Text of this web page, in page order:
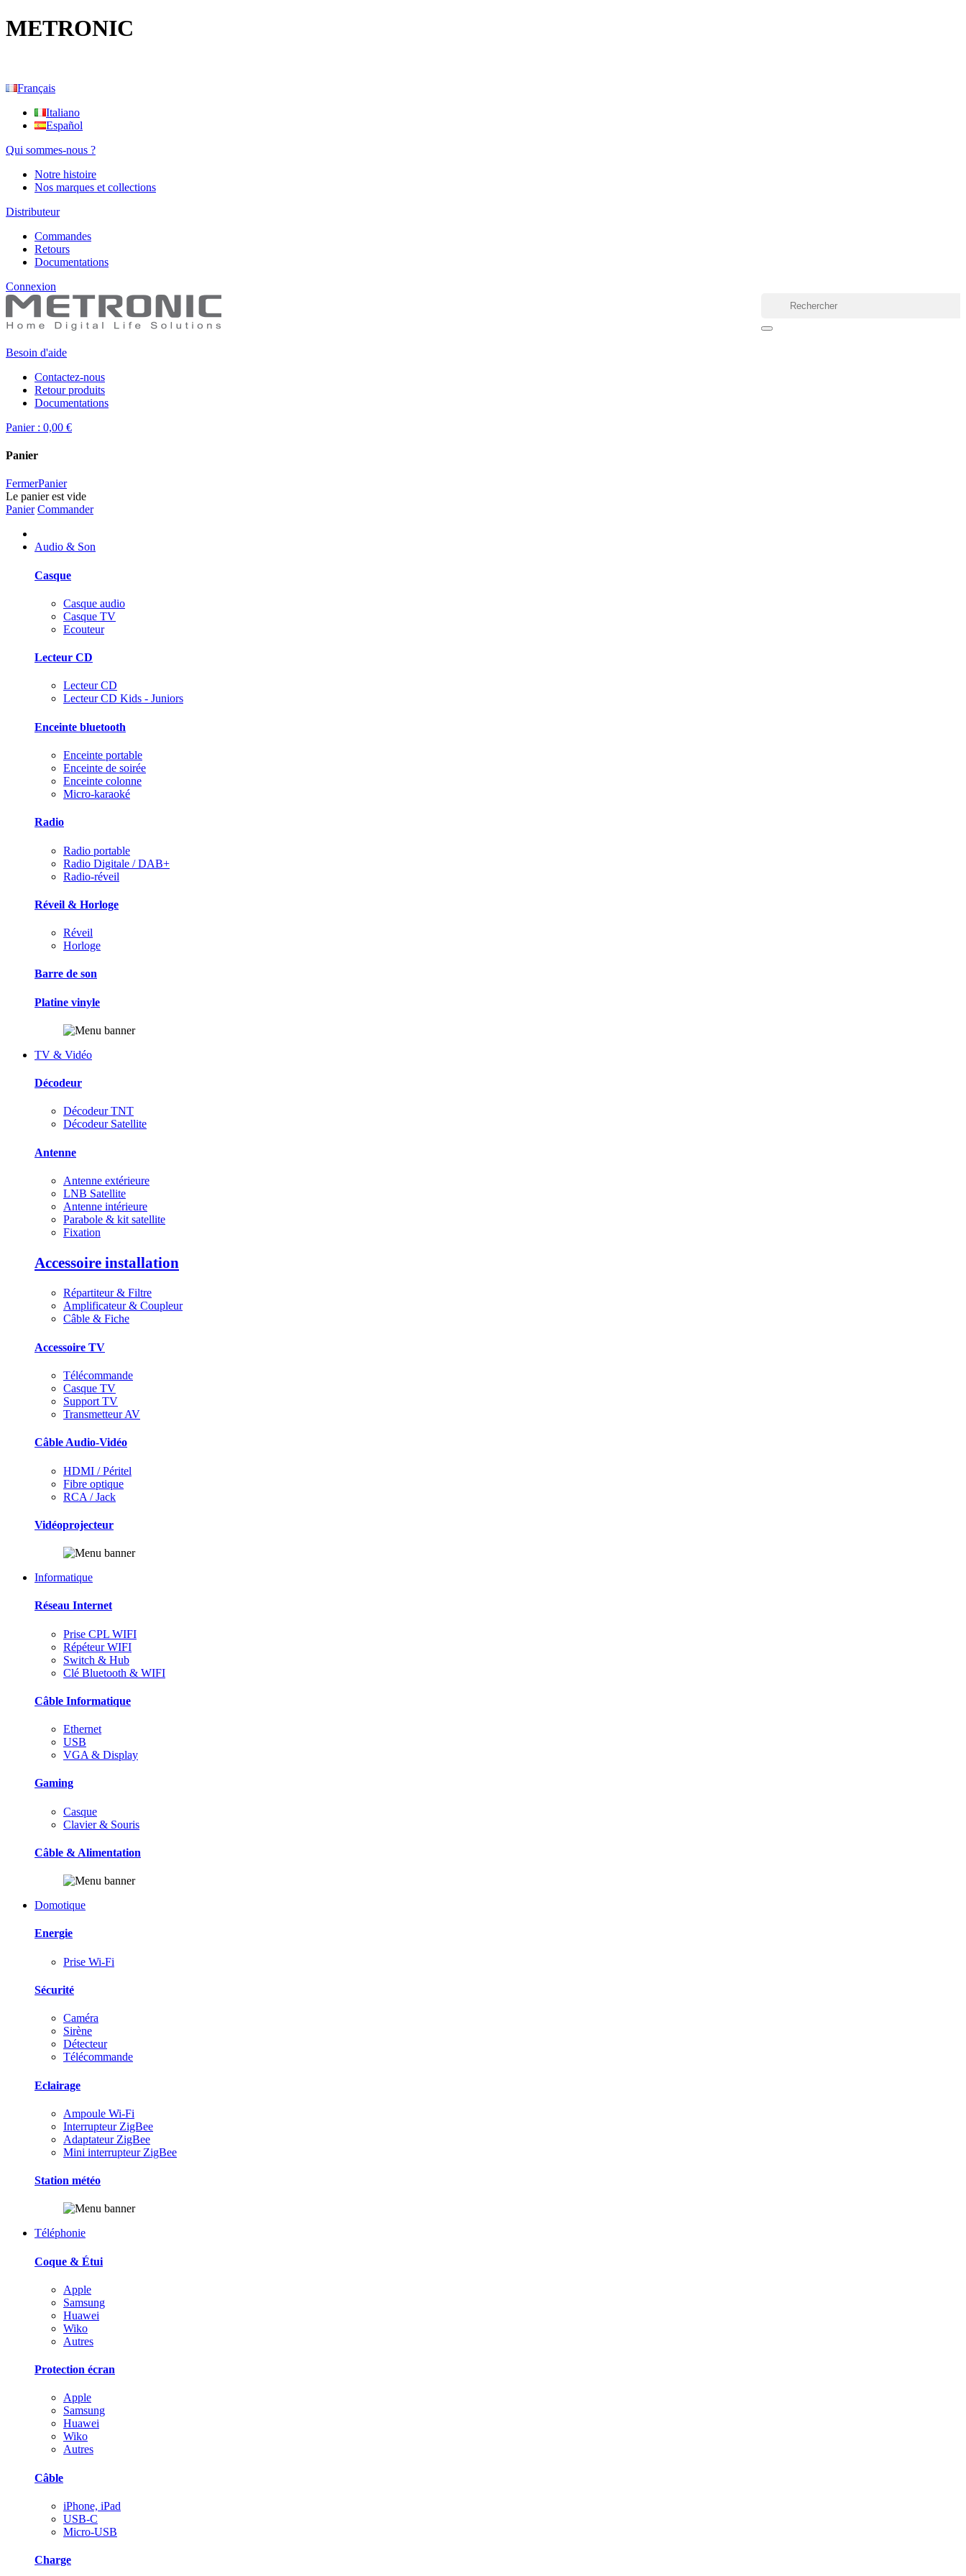
METRONIC
Français
Italiano
Español
Qui sommes-nous ?
Notre histoire
Nos marques et collections
Distributeur
Commandes
Retours
Documentations
Connexion
Besoin d'aide
Contactez-nous
Retour produits
Documentations
Panier : 0,00 €
Panier
FermerPanier
Le panier est vide
Panier Commander
Audio & Son
Casque
Casque audio
Casque TV
Ecouteur
Lecteur CD
Lecteur CD
Lecteur CD Kids - Juniors
Enceinte bluetooth
Enceinte portable
Enceinte de soirée
Enceinte colonne
Micro-karaoké
Radio
Radio portable
Radio Digitale / DAB+
Radio-réveil
Réveil & Horloge
Réveil
Horloge
Barre de son
Platine vinyle
TV & Vidéo
Décodeur
Décodeur TNT
Décodeur Satellite
Antenne
Antenne extérieure
LNB Satellite
Antenne intérieure
Parabole & kit satellite
Fixation
Accessoire installation
Répartiteur & Filtre
Amplificateur & Coupleur
Câble & Fiche
Accessoire TV
Télécommande
Casque TV
Support TV
Transmetteur AV
Câble Audio-Vidéo
HDMI / Péritel
Fibre optique
RCA / Jack
Vidéoprojecteur
Informatique
Réseau Internet
Prise CPL WIFI
Répéteur WIFI
Switch & Hub
Clé Bluetooth & WIFI
Câble Informatique
Ethernet
USB
VGA & Display
Gaming
Casque
Clavier & Souris
Câble & Alimentation
Domotique
Energie
Prise Wi-Fi
Sécurité
Caméra
Sirène
Détecteur
Télécommande
Eclairage
Ampoule Wi-Fi
Interrupteur ZigBee
Adaptateur ZigBee
Mini interrupteur ZigBee
Station météo
Téléphonie
Coque & Étui
Apple
Samsung
Huawei
Wiko
Autres
Protection écran
Apple
Samsung
Huawei
Wiko
Autres
Câble
iPhone, iPad
USB-C
Micro-USB
Charge